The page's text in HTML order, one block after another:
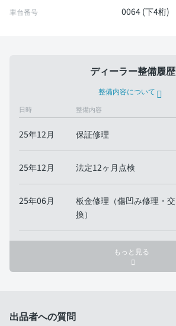
車台番号 0064 (下4桁)
ディーラー整備履歴
整備内容について
日時 整備内容
25年12月 保証修理
25年12月 法定12ヶ月点検
25年06月
板金修理（傷凹み修理・交
換）
もっと見る
出品者への質問